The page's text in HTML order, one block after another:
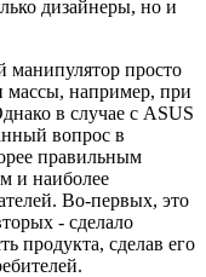
дизайнеры, но и
манипулятор просто
массы, например, при
в случае с ASUS
вопрос в
правильным
и наиболее
Во-первых, это
- сделало
продукта, сделав его